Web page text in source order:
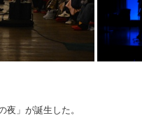
夜」が誕生した。